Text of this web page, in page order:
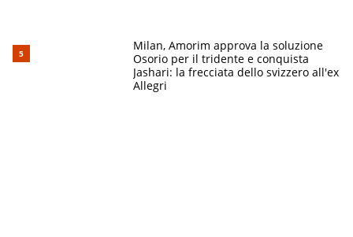
Milan, Amorim approva la soluzione
Osorio per il tridente e conquista
Jashari: la frecciata dello svizzero all'ex
Allegri